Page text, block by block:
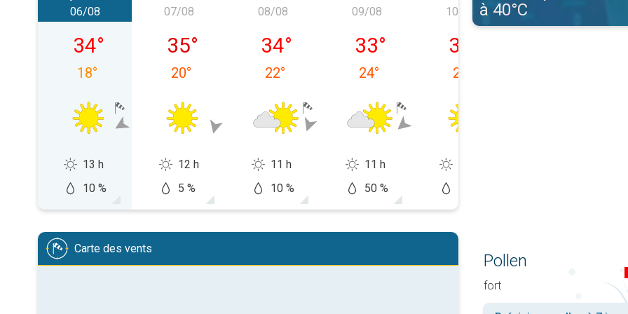
jeudi 06/08
06/08
34°
18°
13 h
10 %
vendredi 07/08
07/08
35°
20°
12 h
5 %
samedi 08/08
08/08
34°
22°
11 h
10 %
dimanche 09/08
09/08
33°
24°
11 h
50 %
lundi 10/08
10/08
32
21
à 40°C
Carte des vents
Pollen
fort